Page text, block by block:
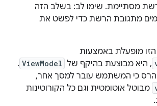
מסתיימת. שימו לב: בשלב הזה
מתגובת הרשת כדי לפשט את
הזו מופעלת באמצעות
, היא מבוצעת בהיקף של ViewModel
.
כי המשתמש עובר למסך אחר,
מבוטל אוטומטית וגם כל הקורוטינות